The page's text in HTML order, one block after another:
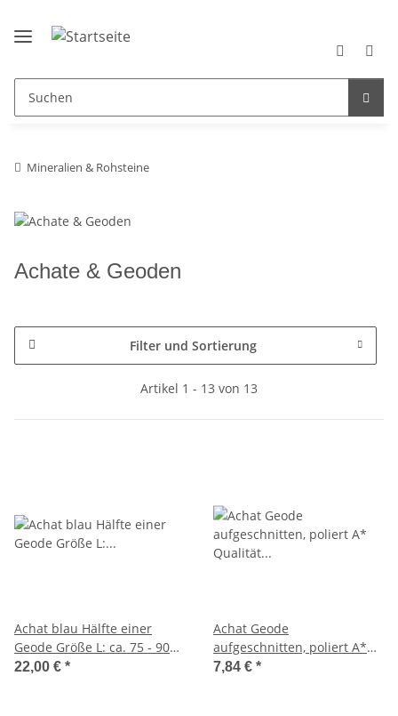
Mineralien & Rohsteine
Achate & Geoden
Filter und Sortierung
Artikel 1 - 13 von 13
Achat blau Hälfte einer
Geode Größe L: ca. 75 - 90
mm aufgeschnitten, poliert
22,00 € *
Achat Geode
aufgeschnitten, poliert A*
Qualität Größe *M* ca.40 -
7,84 € *